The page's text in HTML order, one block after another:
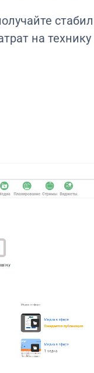
на технику